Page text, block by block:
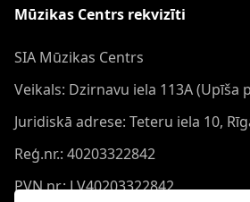
Mūzikas Centrs rekvizīti
SIA Mūzikas Centrs
Veikals: Dzirnavu iela 113A (Upīša
Juridiskā adrese: Teteru iela 10,
Reģ.nr.: 40203322842
PVN nr.: LV40203322842